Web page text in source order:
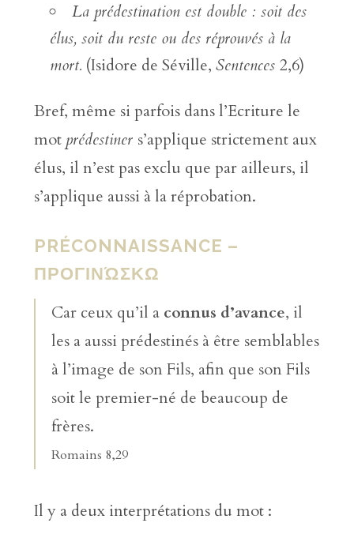
La prédestination est double : soit des
élus, soit du reste ou des réprouvés à la
mort.(Isidore de Séville, Sentences 2,6)
Bref, même si parfois dans l’Ecriture le
mot prédestiner s’applique strictement aux
élus, il n’est pas exclu que par ailleurs, il
s’applique aussi à la réprobation.
PRÉCONNAISSANCE –
ΠΡΟΓΙΝΏΣΚΩ
Car ceux qu’il a connus d’avance, il
les a aussi prédestinés à être semblables
à l’image de son Fils, afin que son Fils
soit le premier-né de beaucoup de
frères.
Romains 8,29
Il y a deux interprétations du mot :